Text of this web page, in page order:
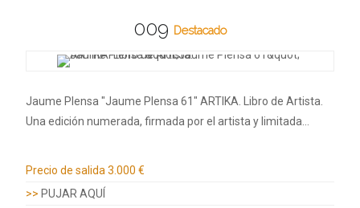
009 Destacado
Jaume Plensa "Jaume Plensa 61" ARTIKA. Libro de Artista.
Una edición numerada, firmada por el artista y limitada…
Precio de salida 3.000 €
>> PUJAR AQUÍ